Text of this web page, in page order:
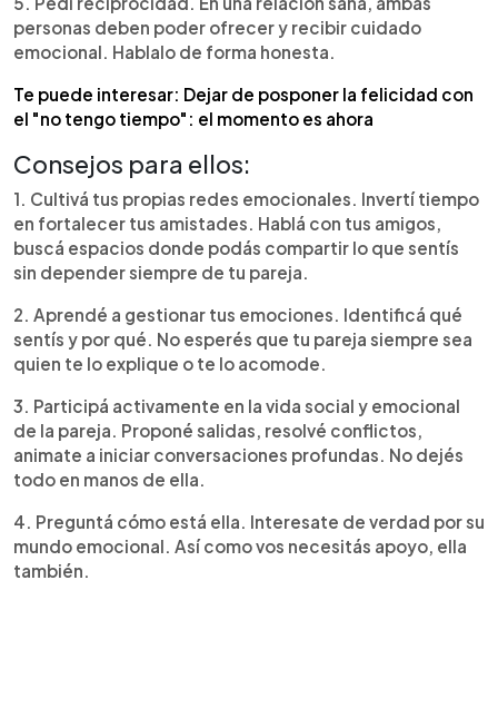
personas deben poder ofrecer y recibir cuidado
emocional. Hablalo de forma honesta.
Te puede interesar: Dejar de posponer la felicidad con
el "no tengo tiempo": el momento es ahora
Consejos para ellos:
1. Cultivá tus propias redes emocionales. Invertí tiempo
en fortalecer tus amistades. Hablá con tus amigos,
buscá espacios donde podás compartir lo que sentís
sin depender siempre de tu pareja.
2. Aprendé a gestionar tus emociones. Identificá qué
sentís y por qué. No esperés que tu pareja siempre sea
quien te lo explique o te lo acomode.
3. Participá activamente en la vida social y emocional
de la pareja. Proponé salidas, resolvé conflictos,
animate a iniciar conversaciones profundas. No dejés
todo en manos de ella.
4. Preguntá cómo está ella. Interesate de verdad por su
mundo emocional. Así como vos necesitás apoyo, ella
también.